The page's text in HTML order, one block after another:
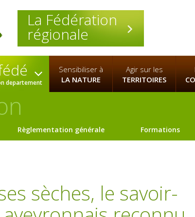
La Fédération
régionale
departement
Sensibiliser à
LA NATURE
Agir sur les
TERRITOIRES
Règlementation générale Formations
sèches, le savoir-